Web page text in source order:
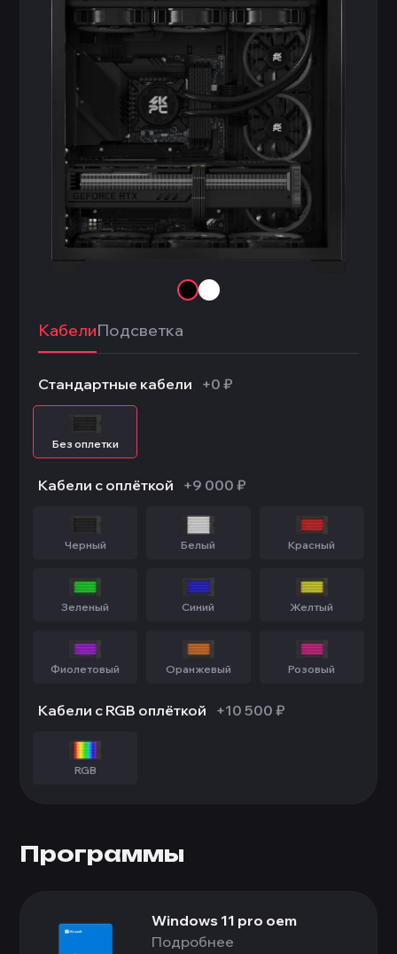
КабелиПодсветка
Стандартные кабели +0 ₽
Без оплетки
Кабели с оплёткой +9 000 ₽
Черный Белый Красный
Зеленый Синий Желтый
Фиолетовый Оранжевый Розовый
Кабели с RGB оплёткой +10 500 ₽
RGB
Программы
Windows 11 pro oem
Подробнее